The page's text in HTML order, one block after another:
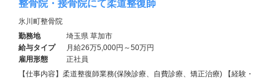
整骨院・接骨院にて柔道整復師
氷川町整骨院
勤務地
埼玉県 草加市
給与タイプ
月給26万5,000円～50万円
雇用形態
正社員
【仕事内容】柔道整復師業務(保険診療、自費診療、矯正治療) 【経験・